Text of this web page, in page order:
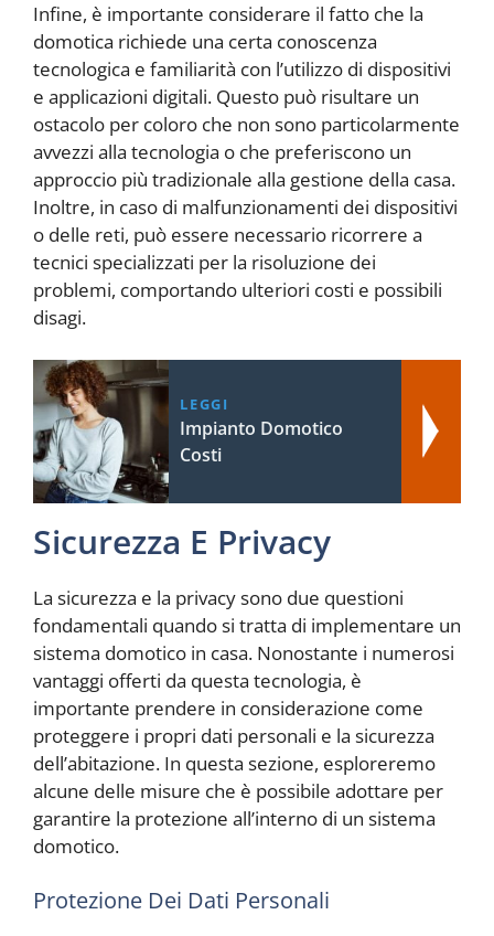
Infine, è importante considerare il fatto che la
domotica richiede una certa conoscenza
tecnologica e familiarità con l’utilizzo di dispositivi
e applicazioni digitali. Questo può risultare un
ostacolo per coloro che non sono particolarmente
avvezzi alla tecnologia o che preferiscono un
approccio più tradizionale alla gestione della casa.
Inoltre, in caso di malfunzionamenti dei dispositivi
o delle reti, può essere necessario ricorrere a
tecnici specializzati per la risoluzione dei
problemi, comportando ulteriori costi e possibili
disagi.
LEGGI
Impianto Domotico
Costi
Sicurezza E Privacy
La sicurezza e la privacy sono due questioni
fondamentali quando si tratta di implementare un
sistema domotico in casa. Nonostante i numerosi
vantaggi offerti da questa tecnologia, è
importante prendere in considerazione come
proteggere i propri dati personali e la sicurezza
dell’abitazione. In questa sezione, esploreremo
alcune delle misure che è possibile adottare per
garantire la protezione all’interno di un sistema
domotico.
Protezione Dei Dati Personali